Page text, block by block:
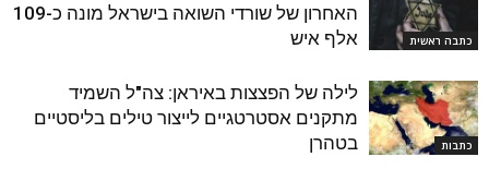
כתבה ראשית
האחרון של שורדי השואה בישראל מונה כ-109
אלף איש
כתבות
לילה של הפצצות באיראן: צה"ל השמיד
מתקנים אסטרטגיים לייצור טילים בליסטיים
בטהרן